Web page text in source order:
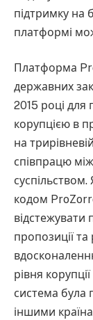
підтримку на
платформі
Платформа
державних
2015 році для
корупцією в
на
співпрацю
кодом
відстежувати
пропозиції
рівня
система була
іншими